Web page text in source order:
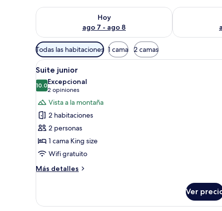
Hoy
ago 7 - ago 8
Consulta la disponibilidad para hoy ago 7 - ago 8
Consulta la
Filtros
disponibles
para
las
habitaciones
Todas las habitaciones 1 cama 2 camas
Abrir
todas
las
fotos
de
Suite
junior
Un dormitorio moderno con
16
Suite junior
10.010.0 de 10
Excepcional
2 opiniones
(2
opiniones)
Vista a la montaña
2 habitaciones
2 personas
1 cama King size
Wifi gratuito
Más detalles
Más
junior
Ver